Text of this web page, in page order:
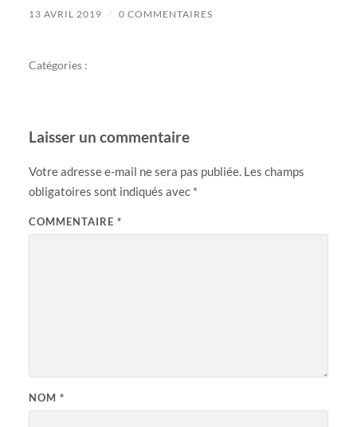
13 AVRIL 2019 / 0 COMMENTAIRES
Catégories :
Laisser un commentaire
Votre adresse e-mail ne sera pas publiée. Les champs
obligatoires sont indiqués avec *
COMMENTAIRE *
NOM *